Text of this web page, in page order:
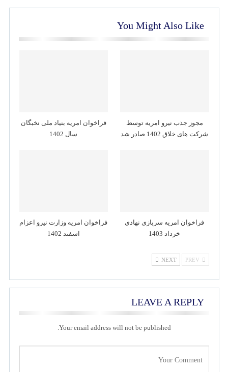
You Might Also Like
مجوز جذب نیرو امریه توسط
شرکت های خلاق 1402 صادر شد
فراخوان امریه بنیاد ملی نخبگان
سال 1402
فراخوان امریه سربازی نهادی
خرداد 1403
فراخوان امریه وزارت نیرو اعزام
اسفند 1402
NEXT
LEAVE A REPLY
Your email address will not be published.